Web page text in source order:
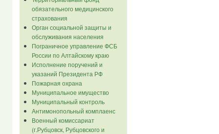
обязательного медицинского
страхования
Орган социальной защиты и
обслуживания населения
Пограничное управление ФСБ
России по Алтайскому краю
Исполнение поручений и
указаний Президента РФ
Пожарная охрана
Муниципальное имущество
Муниципальный контроль
Антимонопольный комплаенс
Военный комиссариат
(г.Рубцовск, Рубцовского и